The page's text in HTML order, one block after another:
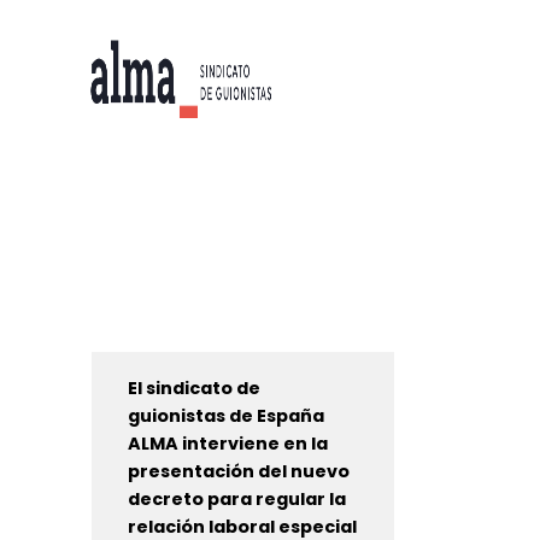
El sindicato de
guionistas de España
ALMA interviene en la
presentación del nuevo
decreto para regular la
relación laboral especial